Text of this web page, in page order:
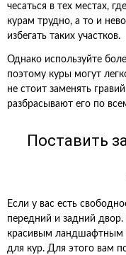
чесаться в тех местах,
курам трудно, а то и
избегать таких участков.
Однако используйте
поэтому куры могут
не стоит заменять
разбрасывают его по
Поставить
Если у вас есть
передний и задний
красивым ландшафтным
для кур. Для этого вам